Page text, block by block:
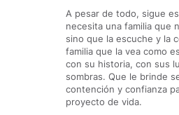
A pesar de todo, sigue
necesita una familia que
sino que la escuche y la
familia que la vea como
con su historia, con sus
sombras. Que le brinde
contención y confianza
proyecto de vida.